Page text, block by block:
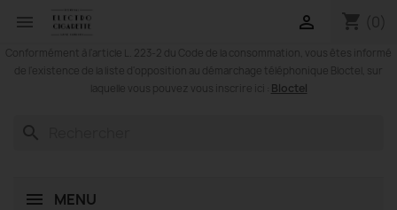
 shopping_cart (0)

Conformément à l'article L. 223-2 du Code de la consommation, vous êtes informé
de l'existence de la liste d'opposition au démarchage téléphonique Bloctel, sur
laquelle vous pouvez vous inscrire ici : Bloctel
search
MENU